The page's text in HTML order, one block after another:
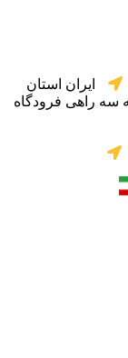
ایران استان
سه راهی فرودگاه